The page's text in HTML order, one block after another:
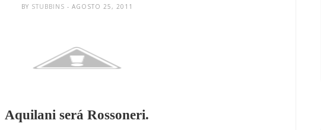
BY STUBBINS - AGOSTO 25, 2011
Aquilani será Rossoneri.